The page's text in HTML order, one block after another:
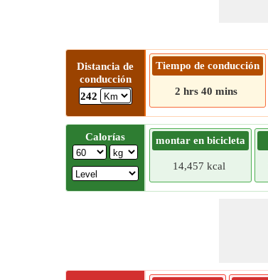
Distancia de
conducción
242
Tiempo de conducción
2 hrs 40 mins
Calorías montar en bicicleta
14,457 kcal